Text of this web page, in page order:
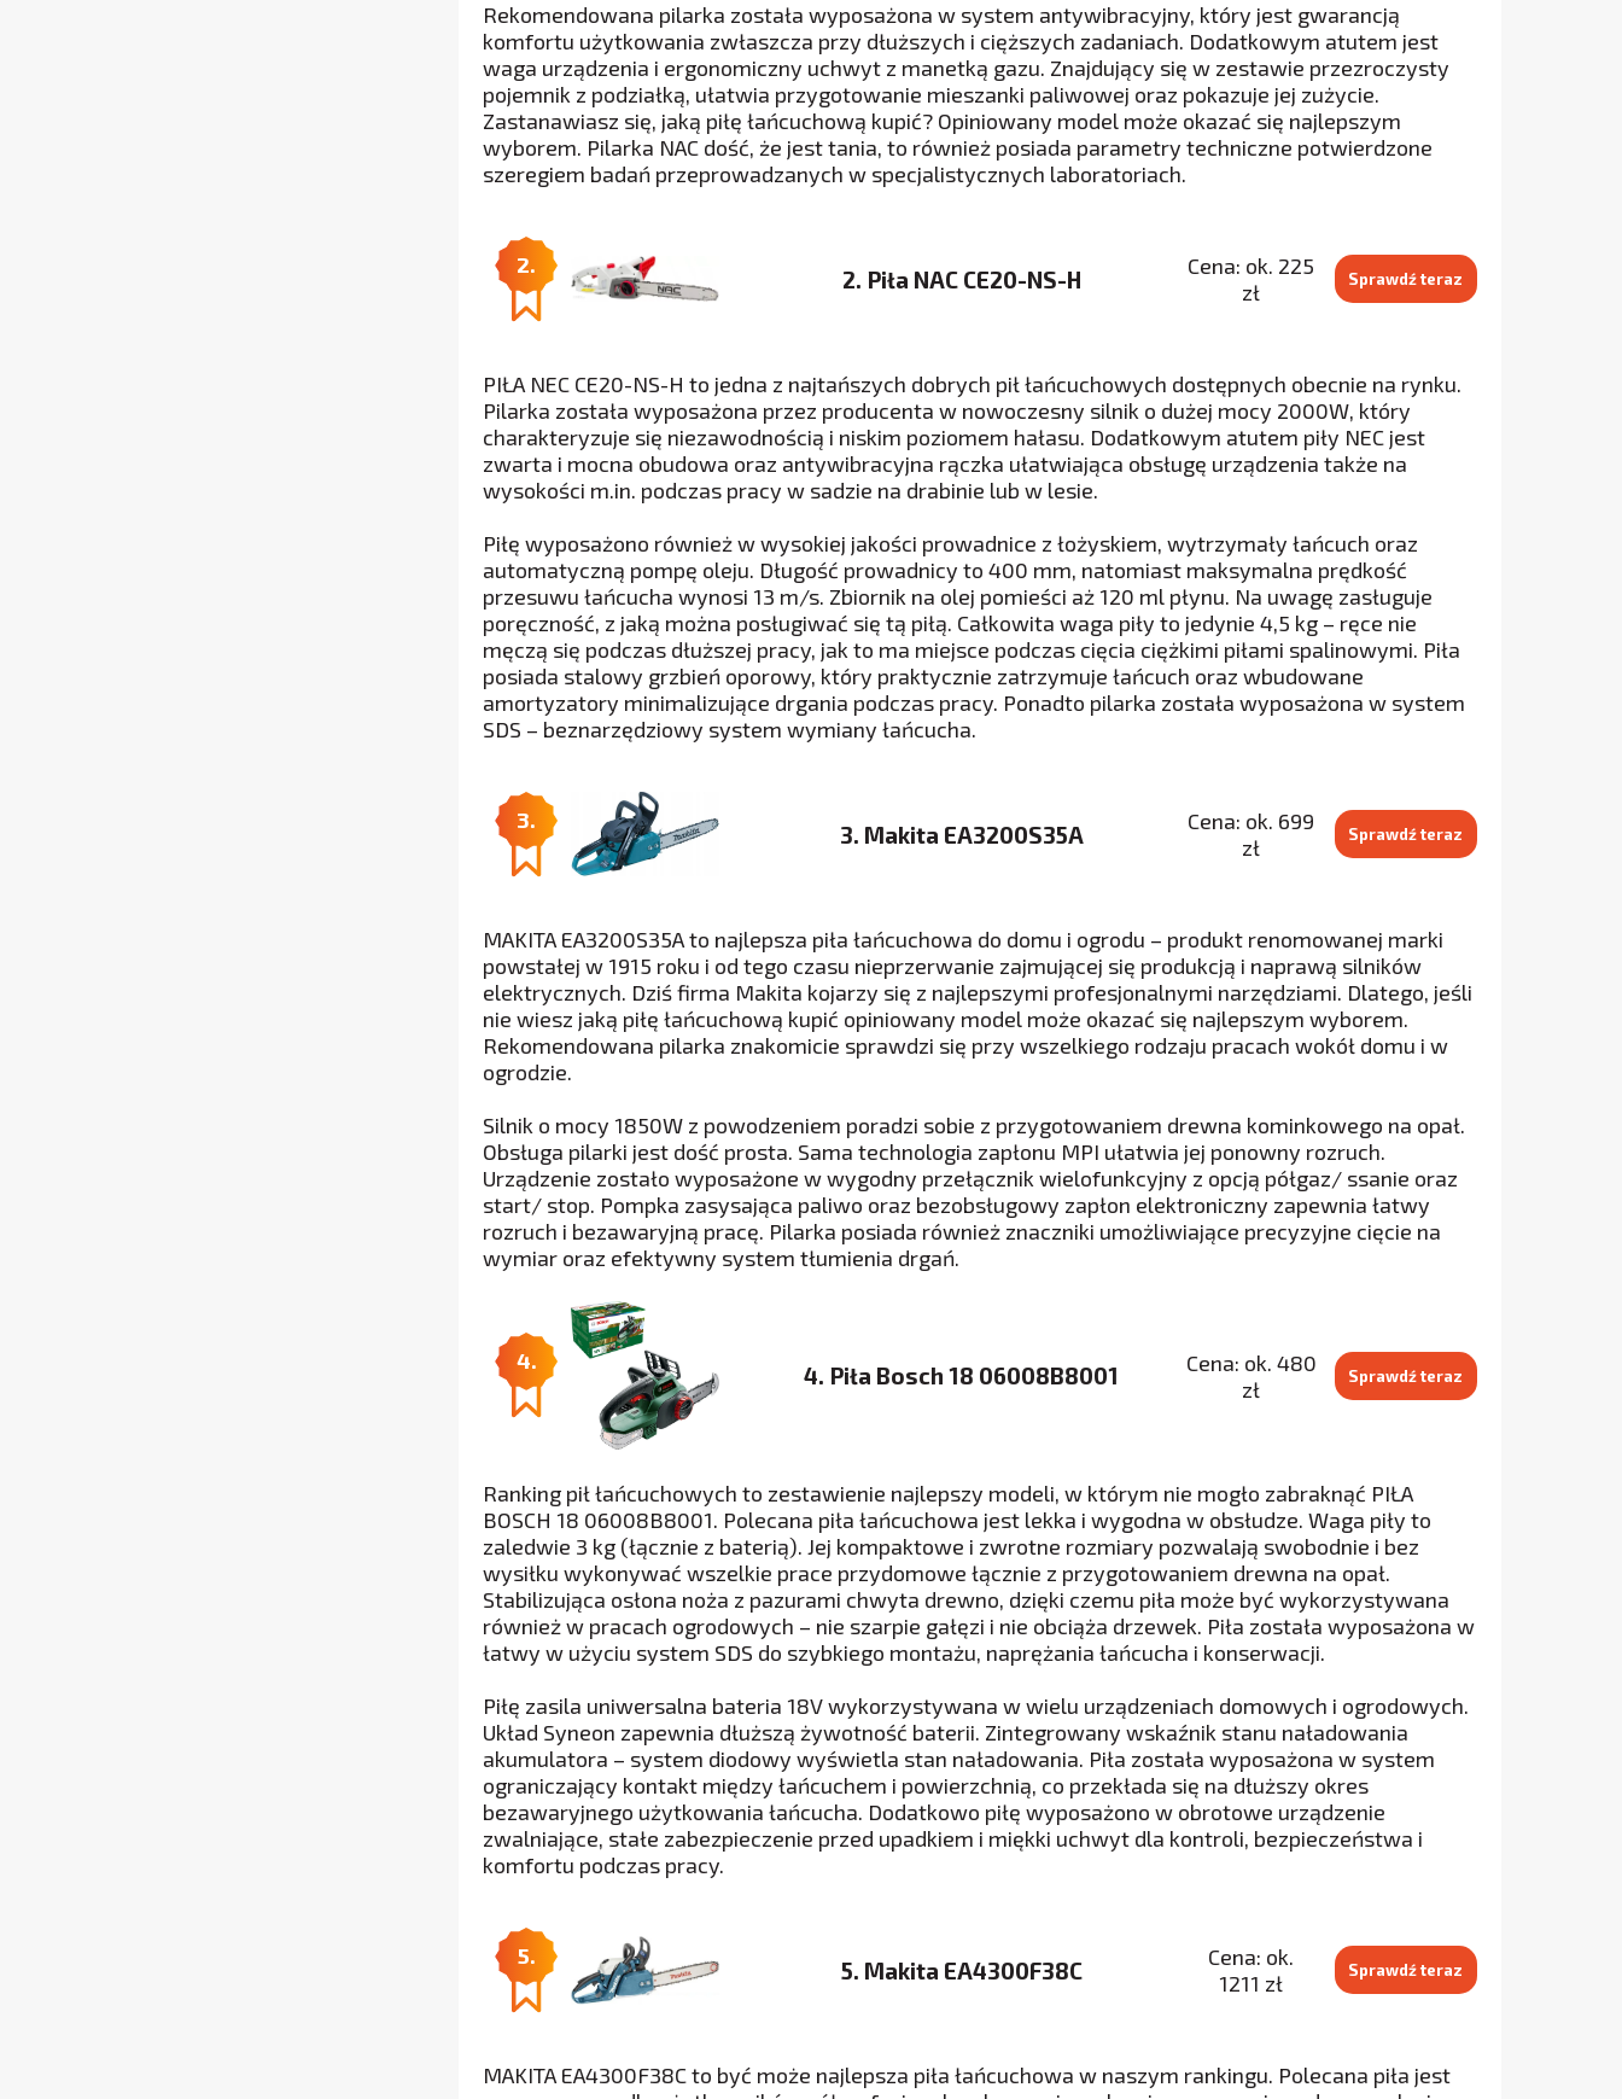
Rekomendowana pilarka została wyposażona w system antywibracyjny, który jest gwarancją
komfortu użytkowania zwłaszcza przy dłuższych i cięższych zadaniach. Dodatkowym atutem jest
waga urządzenia i ergonomiczny uchwyt z manetką gazu. Znajdujący się w zestawie przezroczysty
pojemnik z podziałką, ułatwia przygotowanie mieszanki paliwowej oraz pokazuje jej zużycie.
Zastanawiasz się, jaką piłę łańcuchową kupić? Opiniowany model może okazać się najlepszym
wyborem. Pilarka NAC dość, że jest tania, to również posiada parametry techniczne potwierdzone
szeregiem badań przeprowadzanych w specjalistycznych laboratoriach.
2.
2. Piła NAC CE20-NS-H
Cena: ok. 225
zł
Sprawdź teraz
PIŁA NEC CE20-NS-H to jedna z najtańszych dobrych pił łańcuchowych dostępnych obecnie na rynku.
Pilarka została wyposażona przez producenta w nowoczesny silnik o dużej mocy 2000W, który
charakteryzuje się niezawodnością i niskim poziomem hałasu. Dodatkowym atutem piły NEC jest
zwarta i mocna obudowa oraz antywibracyjna rączka ułatwiająca obsługę urządzenia także na
wysokości m.in. podczas pracy w sadzie na drabinie lub w lesie.
Piłę wyposażono również w wysokiej jakości prowadnice z łożyskiem, wytrzymały łańcuch oraz
automatyczną pompę oleju. Długość prowadnicy to 400 mm, natomiast maksymalna prędkość
przesuwu łańcucha wynosi 13 m/s. Zbiornik na olej pomieści aż 120 ml płynu. Na uwagę zasługuje
poręczność, z jaką można posługiwać się tą piłą. Całkowita waga piły to jedynie 4,5 kg – ręce nie
męczą się podczas dłuższej pracy, jak to ma miejsce podczas cięcia ciężkimi piłami spalinowymi. Piła
posiada stalowy grzbień oporowy, który praktycznie zatrzymuje łańcuch oraz wbudowane
amortyzatory minimalizujące drgania podczas pracy. Ponadto pilarka została wyposażona w system
SDS – beznarzędziowy system wymiany łańcucha.
3.
3. Makita EA3200S35A
Cena: ok. 699
zł
Sprawdź teraz
MAKITA EA3200S35A to najlepsza piła łańcuchowa do domu i ogrodu – produkt renomowanej marki
powstałej w 1915 roku i od tego czasu nieprzerwanie zajmującej się produkcją i naprawą silników
elektrycznych. Dziś firma Makita kojarzy się z najlepszymi profesjonalnymi narzędziami. Dlatego, jeśli
nie wiesz jaką piłę łańcuchową kupić opiniowany model może okazać się najlepszym wyborem.
Rekomendowana pilarka znakomicie sprawdzi się przy wszelkiego rodzaju pracach wokół domu i w
ogrodzie.
Silnik o mocy 1850W z powodzeniem poradzi sobie z przygotowaniem drewna kominkowego na opał.
Obsługa pilarki jest dość prosta. Sama technologia zapłonu MPI ułatwia jej ponowny rozruch.
Urządzenie zostało wyposażone w wygodny przełącznik wielofunkcyjny z opcją półgaz/ ssanie oraz
start/ stop. Pompka zasysająca paliwo oraz bezobsługowy zapłon elektroniczny zapewnia łatwy
rozruch i bezawaryjną pracę. Pilarka posiada również znaczniki umożliwiające precyzyjne cięcie na
wymiar oraz efektywny system tłumienia drgań.
4.
4. Piła Bosch 18 06008B8001
Cena: ok. 480
zł
Sprawdź teraz
Ranking pił łańcuchowych to zestawienie najlepszy modeli, w którym nie mogło zabraknąć PIŁA
BOSCH 18 06008B8001. Polecana piła łańcuchowa jest lekka i wygodna w obsłudze. Waga piły to
zaledwie 3 kg (łącznie z baterią). Jej kompaktowe i zwrotne rozmiary pozwalają swobodnie i bez
wysiłku wykonywać wszelkie prace przydomowe łącznie z przygotowaniem drewna na opał.
Stabilizująca osłona noża z pazurami chwyta drewno, dzięki czemu piła może być wykorzystywana
również w pracach ogrodowych – nie szarpie gałęzi i nie obciąża drzewek. Piła została wyposażona w
łatwy w użyciu system SDS do szybkiego montażu, naprężania łańcucha i konserwacji.
Piłę zasila uniwersalna bateria 18V wykorzystywana w wielu urządzeniach domowych i ogrodowych.
Układ Syneon zapewnia dłuższą żywotność baterii. Zintegrowany wskaźnik stanu naładowania
akumulatora – system diodowy wyświetla stan naładowania. Piła została wyposażona w system
ograniczający kontakt między łańcuchem i powierzchnią, co przekłada się na dłuższy okres
bezawaryjnego użytkowania łańcucha. Dodatkowo piłę wyposażono w obrotowe urządzenie
zwalniające, stałe zabezpieczenie przed upadkiem i miękki uchwyt dla kontroli, bezpieczeństwa i
komfortu podczas pracy.
5.
5. Makita EA4300F38C
Cena: ok.
1211 zł
Sprawdź teraz
MAKITA EA4300F38C to być może najlepsza piła łańcuchowa w naszym rankingu. Polecana piła jest